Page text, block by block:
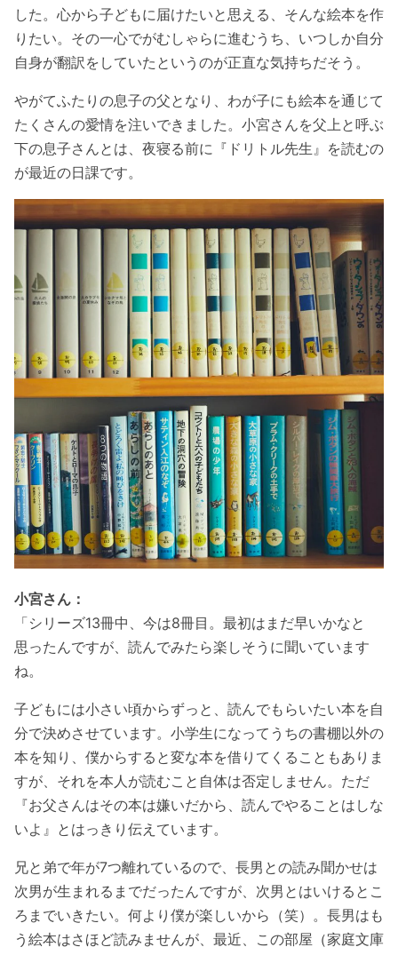
した。心から子どもに届けたいと思える、そんな絵本を作
りたい。その一心でがむしゃらに進むうち、いつしか自分
自身が翻訳をしていたというのが正直な気持ちだそう。
やがてふたりの息子の父となり、わが子にも絵本を通じて
たくさんの愛情を注いできました。小宮さんを父上と呼ぶ
下の息子さんとは、夜寝る前に『ドリトル先生』を読むの
が最近の日課です。
小宮さん：
「シリーズ13冊中、今は8冊目。最初はまだ早いかなと
思ったんですが、読んでみたら楽しそうに聞いています
ね。
子どもには小さい頃からずっと、読んでもらいたい本を自
分で決めさせています。小学生になってうちの書棚以外の
本を知り、僕からすると変な本を借りてくることもありま
すが、それを本人が読むこと自体は否定しません。ただ
『お父さんはその本は嫌いだから、読んでやることはしな
いよ』とはっきり伝えています。
兄と弟で年が7つ離れているので、長男との読み聞かせは
次男が生まれるまでだったんですが、次男とはいけるとこ
ろまでいきたい。何より僕が楽しいから（笑）。長男はも
う絵本はさほど読みませんが、最近、この部屋 （家庭文庫